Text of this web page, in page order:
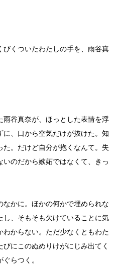
くついたわたしの手を、雨谷真
谷真奈が、ほっとした表情を浮
、口から空気だけが抜けた。知
た。だけど自分が抱くなんて。失
いのだから嫉妬ではなくて、きっ
かに。ほかの何かで埋められな
し、そもそも欠けていることに気
からない。ただ少なくともわた
にこのぬめりけがにじみ出てく
らつく。